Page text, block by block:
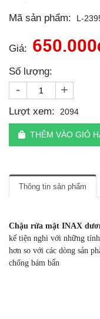
Mã sản phẩm: L-
Giá:
Số lượng:
- +
Lượt xem: 2094
THÊM VÀO GIỎ
Thông tin sản phẩm
Chậu rửa mặt INAX
kế tiện nghi với những
hơn so với các dòng sản
chống bám bẩn